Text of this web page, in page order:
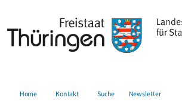
Home Kontakt Suche Newsletter